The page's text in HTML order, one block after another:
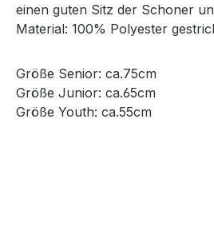
einen guten Sitz der Schoner
Material: 100% Polyester
Größe Senior: ca.75cm
Größe Junior: ca.65cm
Größe Youth: ca.55cm